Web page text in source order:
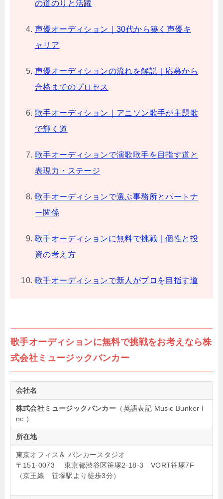
の道のりと活躍
声優オーディション｜30代から築く声優キ
ャリア
声優オーディションの流れを解説｜応募から
合格までのプロセス
歌手オーディション｜アニソン歌手が主題歌
で輝く道
歌手オーディションで演歌歌手を目指す道と
表現力・ステージ
歌手オーディションで選ぶ事務所とパートナ
ー関係
歌手オーディションに無料で挑戦｜個性と投
資の考え方
歌手オーディションで新人がプロを目指す道
歌手オーディションに無料で挑戦をお考えなら株
式会社ミュージックバンカー
会社名
株式会社ミュージックバンカー （英語表記 Music Bunker I
nc.）
所在地
東京オフィス＆ バンカースタジオ
〒151-0073 東京都渋谷区笹塚2-18-3 VORT笹塚7F
（京王線 笹塚駅より徒歩3分）